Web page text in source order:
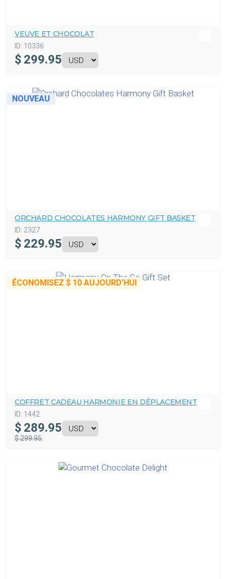
VEUVE ET CHOCOLAT
ID: 10336
$ 299.95
NOUVEAU
ORCHARD CHOCOLATES HARMONY GIFT BASKET
ID: 2327
$ 229.95
ÉCONOMISEZ $ 10 AUJOURD’HUI
COFFRET CADEAU HARMONIE EN DÉPLACEMENT
ID: 1442
$ 289.95
$ 299.95